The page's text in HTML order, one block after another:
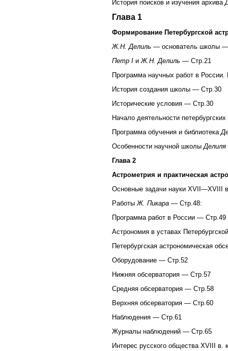
История поисков и изучения архива
Глава 1
Формирование Петербургской
Ж.Н. Делиль — основатель школы
Петр I иЖ.Н. Делиль — Стр.21
Программа научных работ в
История создания школы — Стр.30
Исторические условия — Стр.30
Начало деятельности
Программа обучения и библиотека
Особенности научной школыДелиля
Глава 2
Астрометрия и практическая
Основные задачи науки XVII—XVIII
РаботыЖ. Пикара — Стр.48:
Программа работ в России — Стр.49
Астрономия в уставах
Петербургская астрономическая
Оборудование — Стр.52
Нижняя обсерватория — Стр.57
Средняя обсерватория — Стр.58
Верхняя обсерватория — Стр.60
Наблюдения — Стр.61
Журналы наблюдений — Стр.65
Интерес русского общества XVIII